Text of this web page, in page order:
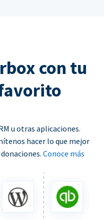
con tu
u otras aplicaciones.
hacer lo que mejor
Conoce más